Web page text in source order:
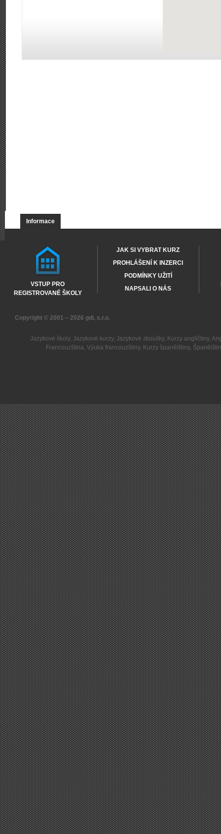
Informace
VSTUP PRO
REGISTROVANÉ ŠKOLY
JAK SI VYBRAT KURZ
PROHLÁŠENÍ K INZERCI
PODMÍNKY UŽITÍ
NAPSALI O NÁS
Copyright © 2001 – 2026 gdi, s.r.o.
Jazykové školy, Jazykové kurzy, Jazykové zkoušky, Kurzy angličtiny,
Francouzština,Výuka francouzštiny, Kurzy španělštiny,